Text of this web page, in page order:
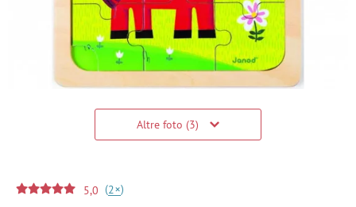
Altre foto (3)
5,0 (2+)